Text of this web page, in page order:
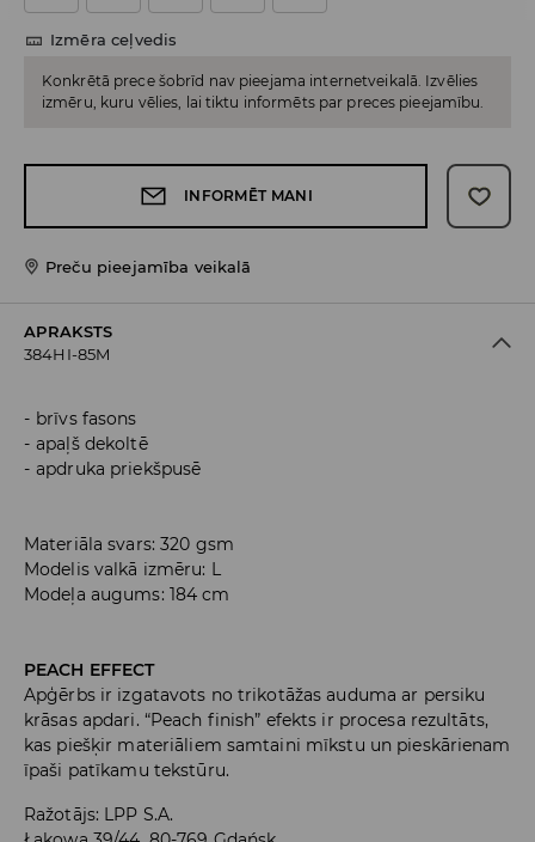
Izmēra ceļvedis
Konkrētā prece šobrīd nav pieejama internetveikalā. Izvēlies
izmēru, kuru vēlies, lai tiktu informēts par preces pieejamību.
INFORMĒT MANI
Preču pieejamība veikalā
APRAKSTS
384HI-85M
brīvs fasons
apaļš dekoltē
apdruka priekšpusē
Materiāla svars: 320 gsm
Modelis valkā izmēru: L
Modeļa augums: 184 cm
PEACH EFFECT
Apģērbs ir izgatavots no trikotāžas auduma ar persiku
krāsas apdari. “Peach finish” efekts ir procesa rezultāts,
kas piešķir materiāliem samtaini mīkstu un pieskārienam
īpaši patīkamu tekstūru.
Ražotājs: LPP S.A.